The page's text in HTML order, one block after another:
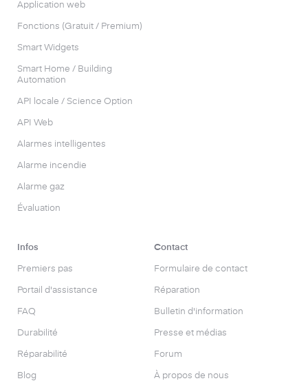
Application web
Fonctions (Gratuit / Premium)
Smart Widgets
Smart Home / Building
Automation
API locale / Science Option
API Web
Alarmes intelligentes
Alarme incendie
Alarme gaz
Évaluation
Infos
Premiers pas
Portail d'assistance
FAQ
Durabilité
Réparabilité
Blog
Contact
Formulaire de contact
Réparation
Bulletin d'information
Presse et médias
Forum
À propos de nous